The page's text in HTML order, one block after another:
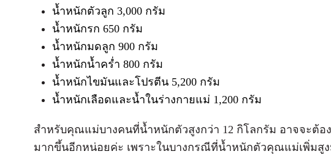
น้ำหนักตัวลูก 3,000 กรัม
น้ำหนักรก 650 กรัม
น้ำหนักมดลูก 900 กรัม
น้ำหนักน้ำคร่ำ 800 กรัม
น้ำหนักไขมันและโปรตีน 5,200 กรัม
น้ำหนักเลือดและน้ำในร่างกายแม่ 1,200 กรัม
สำหรับคุณแม่บางคนที่น้ำหนักตัวสูงกว่า 12 กิโลกรัม อาจจะต้อ
มากขึ้นอีกหน่อยค่ะ เพราะในบางกรณีที่น้ำหนักตัวคุณแม่เพิ่มสู